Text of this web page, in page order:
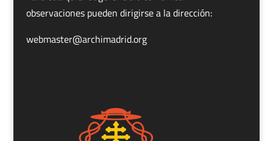
observaciones pueden dirigirse a la dirección:
webmaster@archimadrid.org